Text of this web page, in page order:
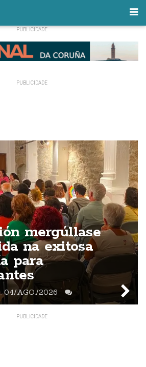
mergúllase
na exitosa
para
04/AGO./2026